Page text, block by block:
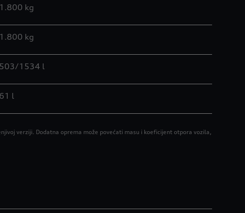
1.800 kg
1.800 kg
503/1534 l
61 l
verziji. Dodatna oprema može povećati masu i koeficijent otpora vozila,